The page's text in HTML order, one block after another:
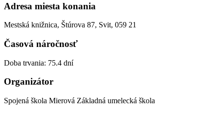
Adresa miesta konania
Mestská knižnica, Štúrova 87, Svit, 059 21
Časová náročnosť
Doba trvania: 75.4 dní
Organizátor
Spojená škola Mierová Základná umelecká škola